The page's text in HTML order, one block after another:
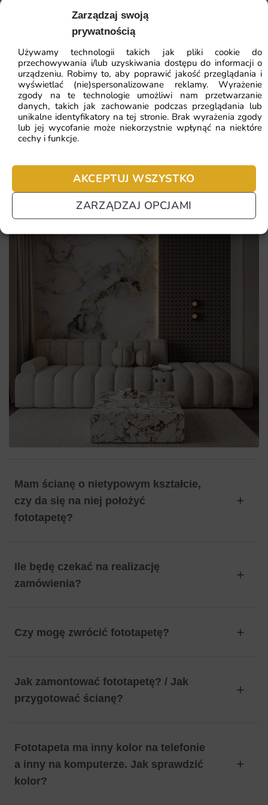
Zarządzaj swoją
prywatnością
Używamy technologii takich jak pliki cookie do
przechowywania i/lub uzyskiwania dostępu do informacji o
urządzeniu. Robimy to, aby poprawić jakość przeglądania i
wyświetlać (nie)spersonalizowane reklamy. Wyrażenie
zgody na te technologie umożliwi nam przetwarzanie
danych, takich jak zachowanie podczas przeglądania lub
unikalne identyfikatory na tej stronie. Brak wyrażenia zgody
lub jej wycofanie może niekorzystnie wpłynąć na niektóre
cechy i funkcje.
AKCEPTUJ WSZYSTKO
ZARZĄDZAJ OPCJAMI
Elegancki design, który ożywi każde wnętrze.
Wysoka jakość materiałów, zapewniająca trwałość i
odporność na uszkodzenia.
Łatwy montaż, który można wykonać samodzielnie.
Możliwość dopasowania wymiarów do indywidualnych
potrzeb.
64.51zł
Najniższa cena z 30 dni:41.93zł
ZOBACZ WSZYSTKIE
Najczęściej zadawane pytania
Pomagamy i doradzamy przy każdym zakupie. Ale jeżeli
Mam ścianę o nietypowym kształcie,
czy da się na niej położyć
fototapetę?
Ile będę czekać na realizację
zamówienia?
Czy mogę zwrócić fototapetę?
Jak zamontować fototapetę? / Jak
przygotować ścianę?
Fototapeta ma inny kolor na telefonie
a inny na komputerze. Jak sprawdzić
kolor?